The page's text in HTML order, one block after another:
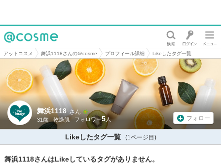
@cosme
アットコスメ 舞浜1118さんの＠cosme プロフィール詳細 Likeしたタグ一覧
舞浜1118 さん
31歳 乾燥肌 5 フォロー
Likeしたタグ一覧 (1ページ目)
舞浜1118さんはLikeしているタグがありません。